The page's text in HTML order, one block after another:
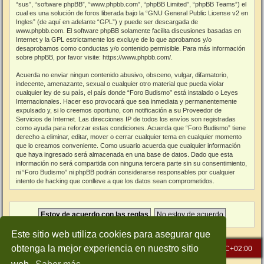
Este sitio web utiliza cookies para asegurar que
obtenga la mejor experiencia en nuestro sitio
“sus”, “software phpBB”, “www.phpbb.com”, “phpBB Limited”, “phpBB Teams”) el
cual es una solución de foros liberada bajo la “GNU General Public License v2 en
Ingles” (de aquí en adelante “GPL”) y puede ser descargada de
www.phpbb.com . El software phpBB solamente facilita discusiones basadas en
Internet y la GPL estrictamente los excluye de lo que aprobamos y/o
desaprobamos como conductas y/o contenido permisible. Para más información
sobre phpBB, por favor visite: https://www.phpbb.com/
Acuerda no enviar ningun contenido abusivo, obsceno, vulgar, difamatorio,
indecente, amenazante, sexual o cualquier otro material que pueda violar
cualquier ley de su país, el país donde “Foro Budismo” está instalado o Leyes
Internacionales. Hacer eso provocará que sea inmediata y permanentemente
expulsado y, si lo creemos oportuno, con notificación a su Proveedor de
Servicios de Internet. Las direcciones IP de todos los envíos son registradas
como ayuda para reforzar estas condiciones. Acuerda que “Foro Budismo” tiene
derecho a eliminar, editar, mover o cerrar cualquier tema en cualquier momento
que lo creamos conveniente. Como usuario acuerda que cualquier información
que haya ingresado será almacenada en una base de datos. Dado que esta
información no será compartida con ninguna tercera parte sin su consentimiento,
ni “Foro Budismo” ni phpBB podrán considerarse responsables por cualquier
intento de hacking que conlleve a que los datos sean comprometidos.
Inicio Índice general Todos los horarios son UTC+02:00